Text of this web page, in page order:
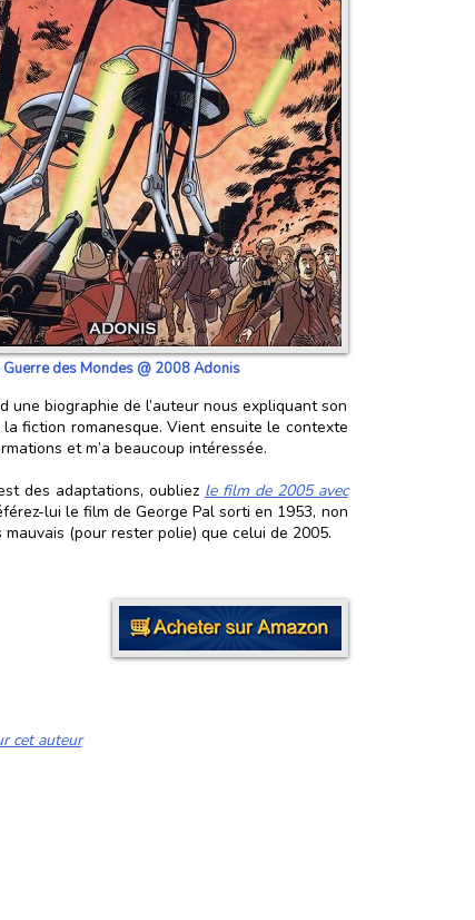
Guerre des Mondes @ 2008 Adonis
une biographie de l’auteur nous expliquant son
fiction romanesque. Vient ensuite le contexte
et m’a beaucoup intéressée.
des adaptations, oubliez le film de 2005 avec
lui le film de George Pal sorti en 1953, non
(pour rester polie) que celui de 2005.
cet auteur